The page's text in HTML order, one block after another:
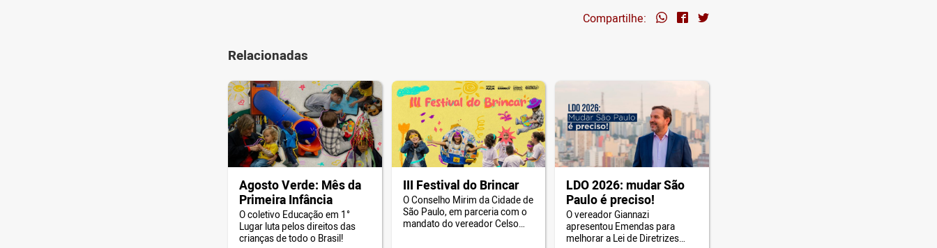
Compartilhe:
Relacionadas
Agosto Verde: Mês da
Primeira Infância
O coletivo Educação em 1°
Lugar luta pelos direitos das
crianças de todo o Brasil!
III Festival do Brincar
O Conselho Mirim da Cidade de
São Paulo, em parceria com o
mandato do vereador Celso
LDO 2026: mudar São
Paulo é preciso!
O vereador Giannazi
apresentou Emendas para
melhorar a Lei de Diretrizes